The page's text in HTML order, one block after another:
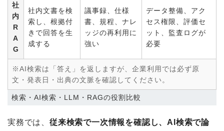
検索・AI検索・LLM・RAGの役割比較
社
内
R
A
G
社内文書を検
索し、根拠付
きで回答を生
成する
議事録、仕様
書、規程、ナレ
ッジの再利用に
強い
データ整備、アク
セス権限、評価セ
ット、監査ログが
必要
※AI検索は「答え」を返しますが、企業利用では必ず原
文・発表日・出典の文脈を確認してください。
実務では、 従来検索で一次情報を確認し、AI検索で論